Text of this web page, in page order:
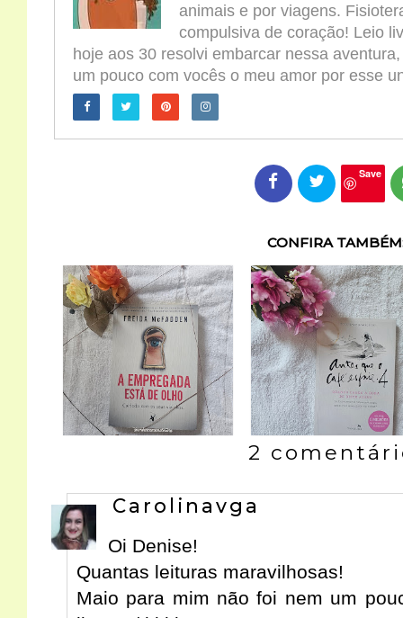
animais e por viagens.
compulsiva de coração! Leio
hoje aos 30 resolvi embarcar nessa
um pouco com vocês o meu amor por esse
Save
CONFIRA
2
Carolinavga
Oi Denise!
Quantas leituras maravilhosas!
Maio para mim não foi nem um